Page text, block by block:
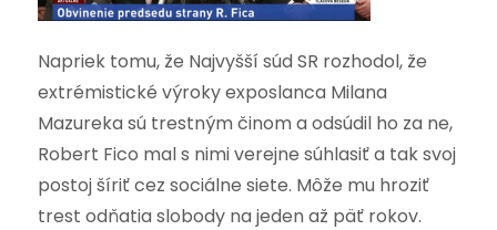
Napriek tomu, že Najvyšší súd SR rozhodol, že
extrémistické výroky exposlanca Milana
Mazureka sú trestným činom a odsúdil ho za ne,
Robert Fico mal s nimi verejne súhlasiť a tak svoj
postoj šíriť cez sociálne siete. Môže mu hroziť
trest odňatia slobody na jeden až päť rokov.